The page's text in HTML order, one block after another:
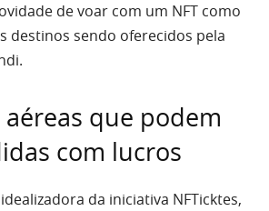
de voar com um NFT como
destinos sendo oferecidos pela
aéreas que podem
com lucros
da iniciativa NFTicktes,